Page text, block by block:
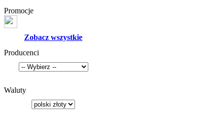
Promocje
Zobacz wszystkie
Producenci
Waluty